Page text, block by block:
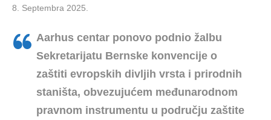
8. Septembra 2025.
Aarhus centar ponovo podnio žalbu
Sekretarijatu Bernske konvencije o
zaštiti evropskih divljih vrsta i prirodnih
staništa, obvezujućem međunarodnom
pravnom instrumentu u području zaštite